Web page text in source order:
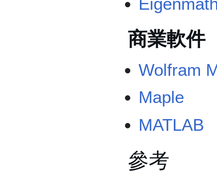
商業軟件
Wolfram
Maple
MATLAB
參考